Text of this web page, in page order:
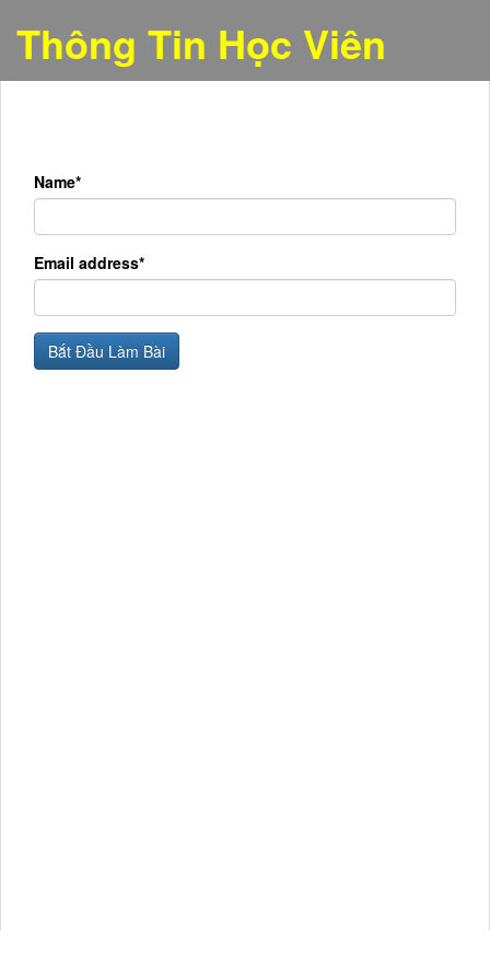
Thông Tin Học Viên
Name*
Email address*
Bắt Đầu Làm Bài